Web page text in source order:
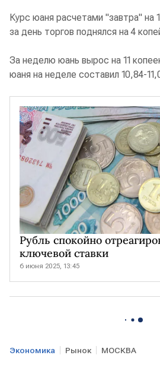
Курс юаня расчетами "завтра" на
за день торгов поднялся на 4
За неделю юань вырос на 11
юаня на неделе составил 10,84-
Рубль спокойно
ключевой ставки
6 июня 2025, 13:45
Экономика Рынок МОСКВА